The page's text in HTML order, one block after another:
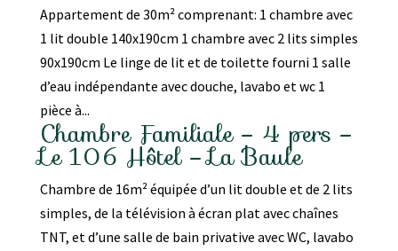
Appartement de 30m² comprenant: 1 chambre avec
1 lit double 140x190cm 1 chambre avec 2 lits simples
90x190cm Le linge de lit et de toilette fourni 1 salle
d’eau indépendante avec douche, lavabo et wc 1
pièce à...
Chambre Familiale – 4 pers –
Le 106 Hôtel – La Baule
Chambre de 16m² équipée d’un lit double et de 2 lits
simples, de la télévision à écran plat avec chaînes
TNT, et d’une salle de bain privative avec WC, lavabo